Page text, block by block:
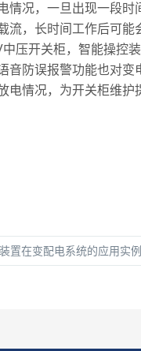
情况，一旦出现一段时
流，长时间工作后可能
压开关柜，智能操控
音防误报警功能也对变
电情况，为开关柜维护
置在变配电系统的应用实例